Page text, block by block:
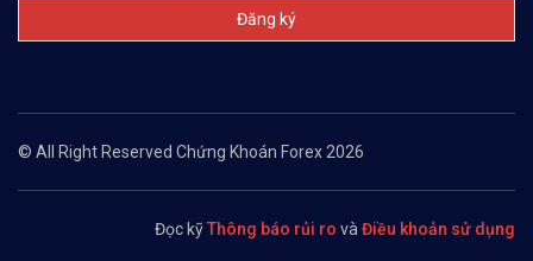
© All Right Reserved Chứng Khoán Forex 2026
Đọc kỹThông báo rủi ro và Điều khoản sử dụng